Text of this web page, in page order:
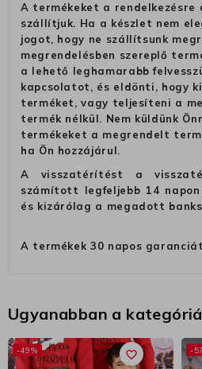
A termékeket a rendelkezésre
szállítjuk. Ha a készlet nem
jogot, hogy ne szállítsunk
megrendelésben szereplő
a lehető leghamarabb
kapcsolatot, és eldönti, hogy
terméket, vagy teljesíteni a
termék nélkül. Nem küldünk
termékeket a megrendelt
ha Ön hozzájárul.
A visszatérítést a
számított legfeljebb 14
és kizárólag a megadott
A termékek 30 napos
Ugyanabban a
favorite_border
-49% -